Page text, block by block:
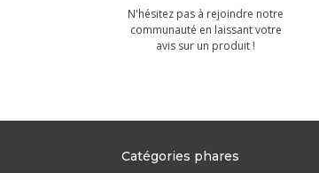
N'hésitez pas à rejoindre notre
communauté en laissant votre
avis sur un produit !
Catégories phares